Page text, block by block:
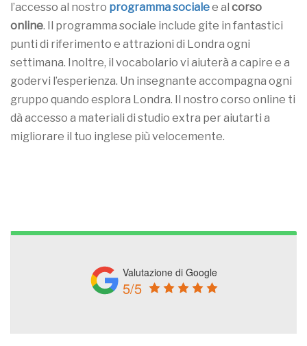
l’accesso al nostro programma socialee al corso
online. Il programma sociale include gite in fantastici
punti di riferimento e attrazioni di Londra ogni
settimana. Inoltre, il vocabolario vi aiuterà a capire e a
godervi l’esperienza. Un insegnante accompagna ogni
gruppo quando esplora Londra. Il nostro corso online ti
dà accesso a materiali di studio extra per aiutarti a
migliorare il tuo inglese più velocemente.
Valutazione di Google
5/5